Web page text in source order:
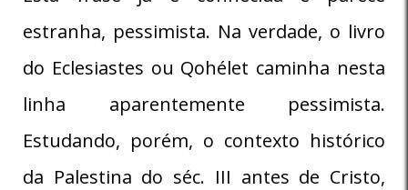
estranha, pessimista. Na verdade, o livro
do Eclesiastes ou Qohélet caminha nesta
linha aparentemente pessimista.
Estudando, porém, o contexto histórico
da Palestina do séc. III antes de Cristo,